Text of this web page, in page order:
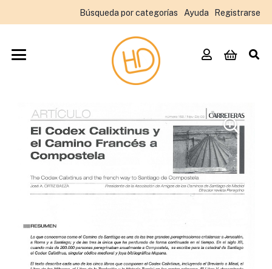
Búsqueda por categorías Ayuda Registrarse